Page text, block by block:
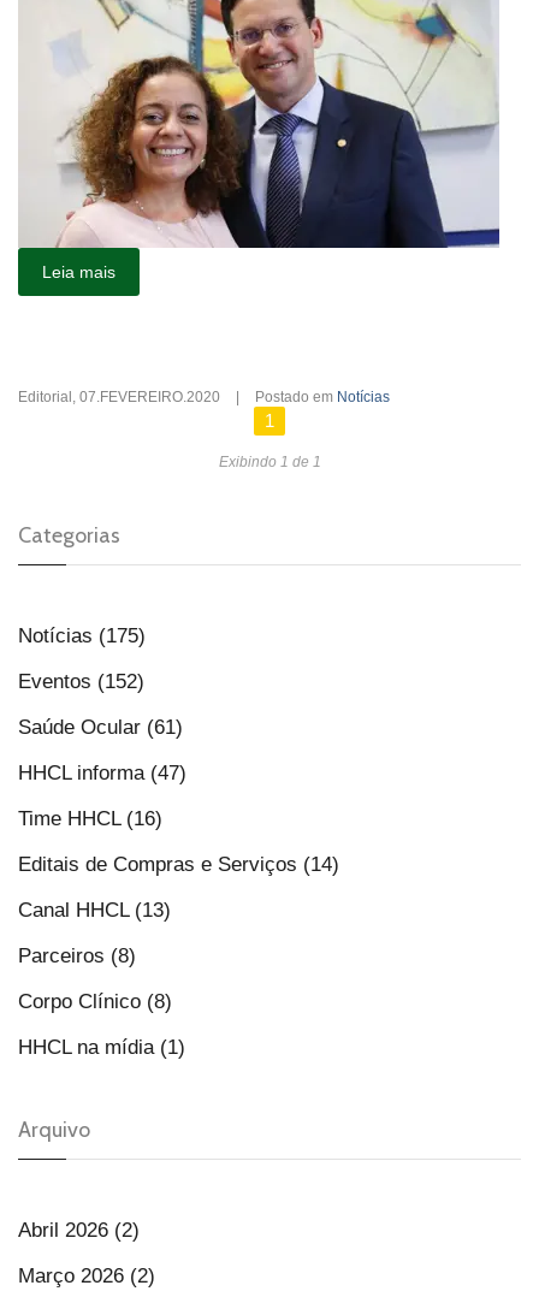
Leia mais
Editorial , 07.FEVEREIRO.2020 Postado em Notícias
1
Exibindo 1 de 1
Categorias
Notícias (175)
Eventos (152)
Saúde Ocular (61)
HHCL informa (47)
Time HHCL (16)
Editais de Compras e Serviços (14)
Canal HHCL (13)
Parceiros (8)
Corpo Clínico (8)
HHCL na mídia (1)
Arquivo
Abril 2026 (2)
Março 2026 (2)